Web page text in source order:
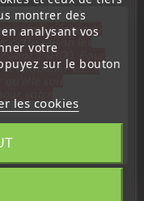
Clé Plip
montrer des
analysant vos
votre
sur le bouton
les cookies
pour congés du
cette raison les
aout 14H00. Pour
votre
soit